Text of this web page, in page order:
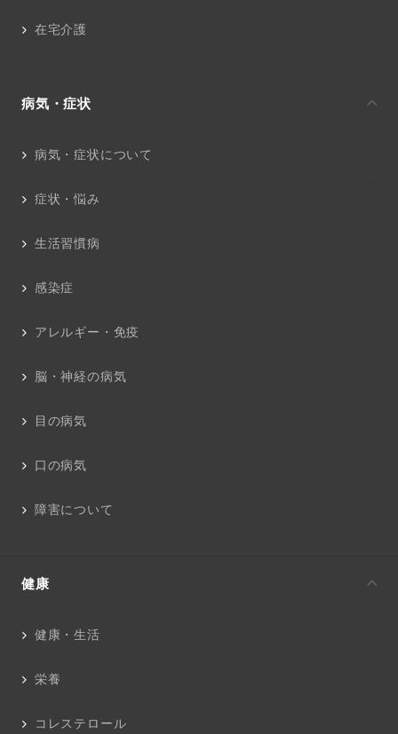
在宅介護
病気・症状
病気・症状について
症状・悩み
生活習慣病
感染症
アレルギー・免疫
脳・神経の病気
目の病気
口の病気
障害について
健康
健康・生活
栄養
コレステロール